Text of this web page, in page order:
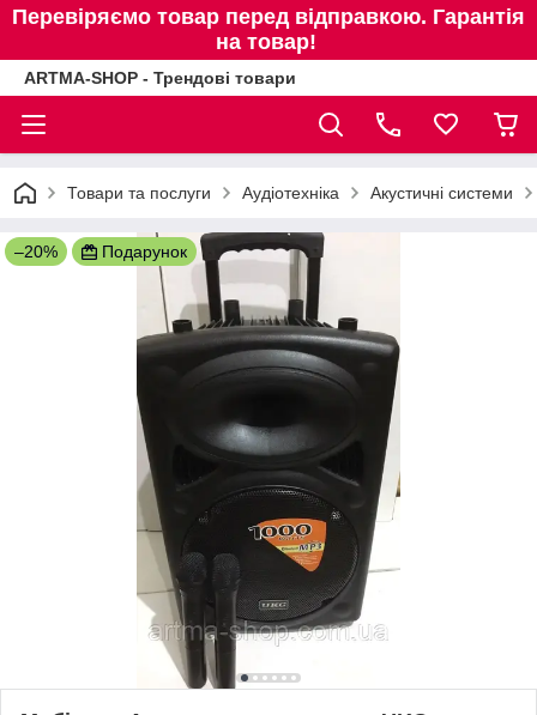
Перевіряємо товар перед відправкою. Гарантія
на товар!
ARTMA-SHOP - Трендові товари
Товари та послуги Аудіотехніка Акустичні системи
–20% Подарунок